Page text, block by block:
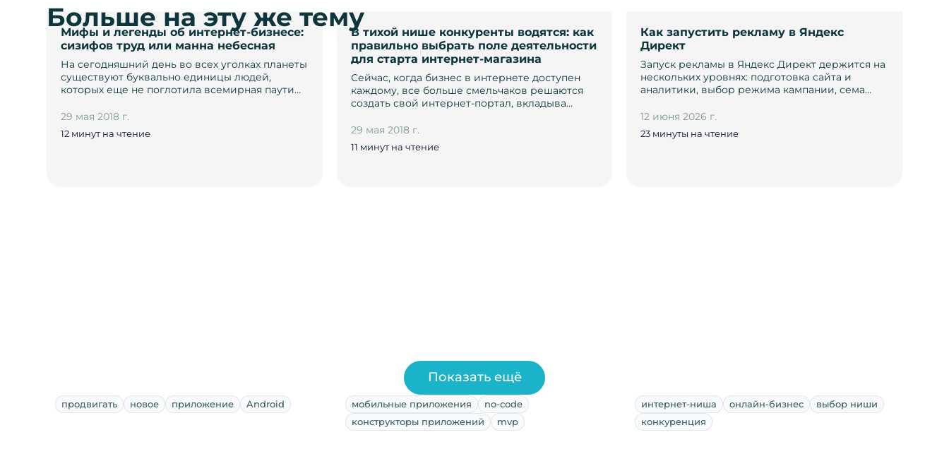
Мифы и легенды об интернет-бизнесе:
сизифов труд или манна небесная
На сегодняшний день во всех уголках планеты
существуют буквально единицы людей,
которых еще не поглотила всемирная паути…
29 мая 2018 г.
12 минут на чтение
В тихой нише конкуренты водятся: как
правильно выбрать поле деятельности
для старта интернет-магазина
Сейчас, когда бизнес в интернете доступен
каждому, все больше смельчаков решаются
создать свой интернет-портал, вкладыва…
29 мая 2018 г.
11 минут на чтение
Как запустить рекламу в Яндекс
Директ
Запуск рекламы в Яндекс Директ держится на
нескольких уровнях: подготовка сайта и
аналитики, выбор режима кампании, сема…
12 июня 2026 г.
23 минуты на чтение
Больше на эту же тему
продвигать новое приложение Android мобильные приложения
no-code
конструкторы приложений
mvp
интернет-ниша онлайн-бизнес
выбор ниши
конкуренция
Показать ещё